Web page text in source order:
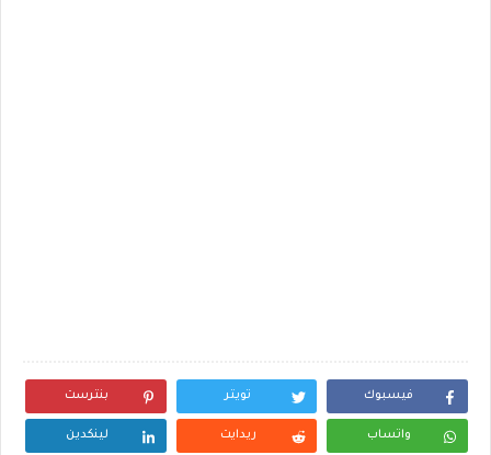
فيسبوك تويتر بنترست
واتساب ريدايت لينكدين